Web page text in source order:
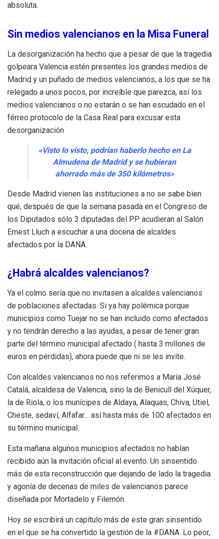
absoluta.
Sin medios valencianos en la Misa Funeral
La desorganización ha hecho que a pesar de que la tragedia
golpeara Valencia estén presentes los grandes medios de
Madrid y un puñado de medios valencianos, a los que se ha
relegado a unos pocos, por increíble que parezca, así los
medios valencianos o no estarán o se han escudado en el
férreo protocolo de la Casa Real para excusar esta
desorganización
«Visto lo visto, podrían haberlo hecho en La
Almudena de Madrid y se hubieran
ahorrado más de 350 kilómetros»
Desde Madrid vienen las instituciones a no se sabe bien
qué, después de que la semana pasada en el Congreso de
los Diputados sólo 3 diputadas del PP acudieran al Salón
Ernest Lluch a escuchar a una docena de alcaldes
afectados por la DANA.
¿Habrá alcaldes valencianos?
Ya el colmo sería que no invitasen a alcaldes valencianos
de poblaciones afectadas. Si ya hay polémica porque
municipios como Tuejar no se han incluido como afectados
y no tendrán derecho a las ayudas, a pesar de tener gran
parte del término municipal afectado ( hasta 3 millones de
euros en pérdidas), ahora puede que ni se les invite.
Con alcaldes valencianos no nos referimos a María José
Catalá, alcaldesa de Valencia, sino la de Benicull del Xúquer,
la de Riola, o los munícipes de Aldaya, Alaquas, Chiva, Utiel,
Cheste, sedaví, Alfafar… así hasta más de 100 afectados en
su término municipal.
Esta mañana algunos municipios afectados no habían
recibido aún la invitación oficial al evento. Un sinsentido
más de esta reconstrucción que dejando de lado la tragedia
y agonía de decenas de miles de valencianos parece
diseñada por Mortadelo y Filemón.
Hoy se escribirá un capítulo más de este gran sinsentido
en el que se ha convertido la gestión de la #DANA. Lo peor,